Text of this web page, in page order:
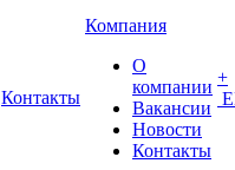
Контакты
Компания
О
компании
Вакансии
Новости
Контакты
+